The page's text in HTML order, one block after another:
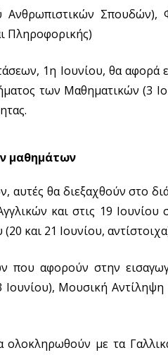
Ανθρωπιστικών
Πληροφορικής)
1η Ιουνίου, θα αφορά
των Μαθηματικών (3
μαθημάτων
αυτές θα διεξαχθούν στο
και στις 19 Ιουνίου
και 21 Ιουνίου,
που αφορούν στην
Μουσική
με τα